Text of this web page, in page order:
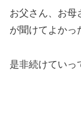
お父さん、お母
が聞けてよかっ
是非続けていっ